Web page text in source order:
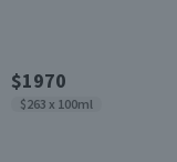
Contenido
532 ml
$1970
$263 x 100ml